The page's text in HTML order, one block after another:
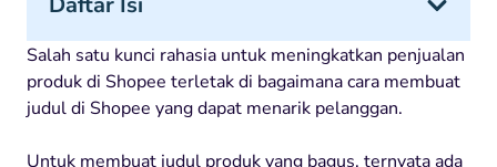
Salah satu kunci rahasia untuk meningkatkan penjualan
produk di Shopee terletak di bagaimana cara membuat
judul di Shopee yang dapat menarik pelanggan.
Untuk membuat judul produk yang bagus, ternyata ada